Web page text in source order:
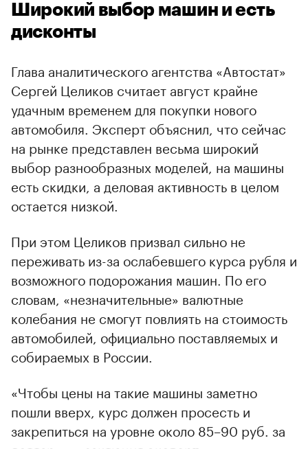
Широкий выбор машин и есть
дисконты
Глава аналитического агентства «Автостат»
Сергей Целиков считает август крайне
удачным временем для покупки нового
автомобиля. Эксперт объяснил, что сейчас
на рынке представлен весьма широкий
выбор разнообразных моделей, на машины
есть скидки, а деловая активность в целом
остается низкой.
При этом Целиков призвал сильно не
переживать из-за ослабевшего курса рубля и
возможного подорожания машин. По его
словам, «незначительные» валютные
колебания не смогут повлиять на стоимость
автомобилей, официально поставляемых и
собираемых в России.
«Чтобы цены на такие машины заметно
пошли вверх, курс должен просесть и
закрепиться на уровне около 85–90 руб. за